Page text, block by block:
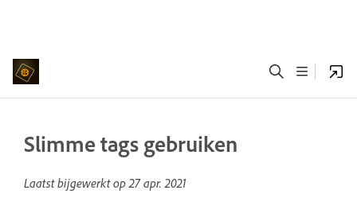
Slimme tags gebruiken
Laatst bijgewerkt op27 apr. 2021